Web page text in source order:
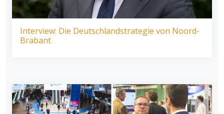
Interview: Die Deutschlandstrategie von Noord-
Brabant